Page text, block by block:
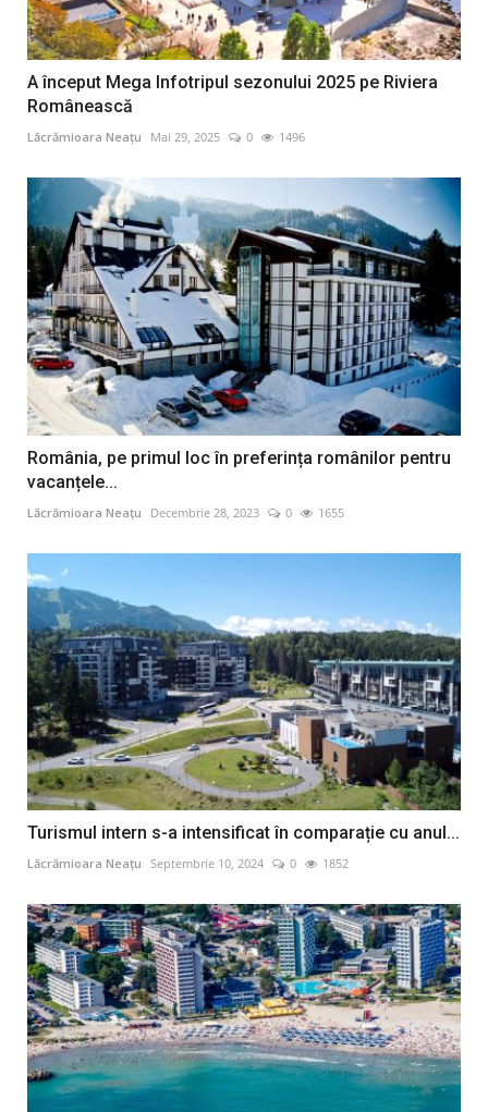
A început Mega Infotripul sezonului 2025 pe Riviera
Românească
Lăcrămioara Neațu Mai 29, 2025 0 1496
România, pe primul loc în preferința românilor pentru
vacanțele...
Lăcrămioara Neațu Decembrie 28, 2023 0 1655
Turismul intern s-a intensificat în comparație cu anul...
Lăcrămioara Neațu Septembrie 10, 2024 0 1852